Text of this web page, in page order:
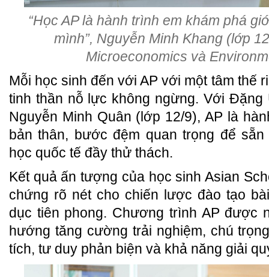
“Học AP là hành trình em khám phá
mình”, Nguyễn Minh Khang (lớp
Microeconomics và
Mỗi học sinh đến với AP với một tâm thế
tinh thần nỗ lực không ngừng. Với Đặng
Nguyễn Minh Quân (lớp 12/9), AP là
bản thân, bước đệm quan trọng để
học quốc tế đầy thử thách.
Kết quả ấn tượng của học sinh Asian
chứng rõ nét cho chiến lược đào tạo
dục tiên phong. Chương trình AP được
hướng tăng cường trải nghiệm, chú
tích, tư duy phản biện và khả năng giải